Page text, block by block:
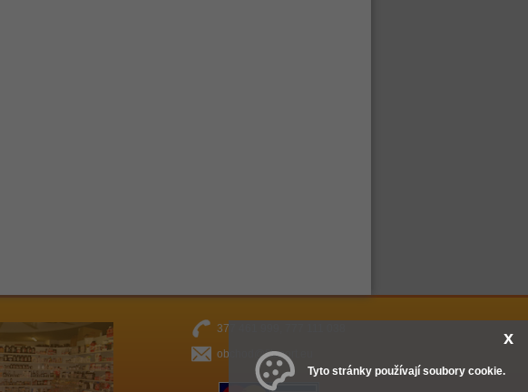
377 461 999, 777 111 038
obchod@fitsport.eu
x
Tyto stránky používají soubory cookie.